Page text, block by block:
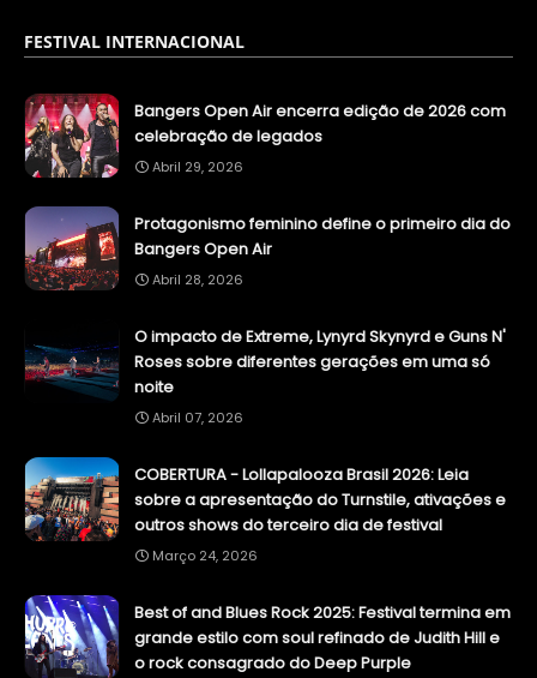
FESTIVAL INTERNACIONAL
Bangers Open Air encerra edição de 2026 com
celebração de legados
Abril 29, 2026
Protagonismo feminino define o primeiro dia do
Bangers Open Air
Abril 28, 2026
O impacto de Extreme, Lynyrd Skynyrd e Guns N'
Roses sobre diferentes gerações em uma só
noite
Abril 07, 2026
COBERTURA - Lollapalooza Brasil 2026: Leia
sobre a apresentação do Turnstile, ativações e
outros shows do terceiro dia de festival
Março 24, 2026
Best of and Blues Rock 2025: Festival termina em
grande estilo com soul refinado de Judith Hill e
o rock consagrado do Deep Purple